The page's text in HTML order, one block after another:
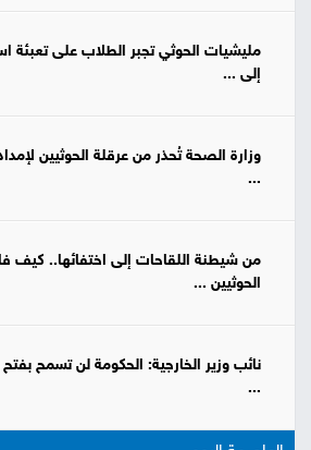
مليشيات الحوثي تجبر الطلاب على تعبئة
إلى ...
وزارة الصحة تُحذر من عرقلة الحوثيين
...
من شيطنة اللقاحات إلى اختفائها..
الحوثيين ...
نائب وزير الخارجية: الحكومة لن تسمح
...